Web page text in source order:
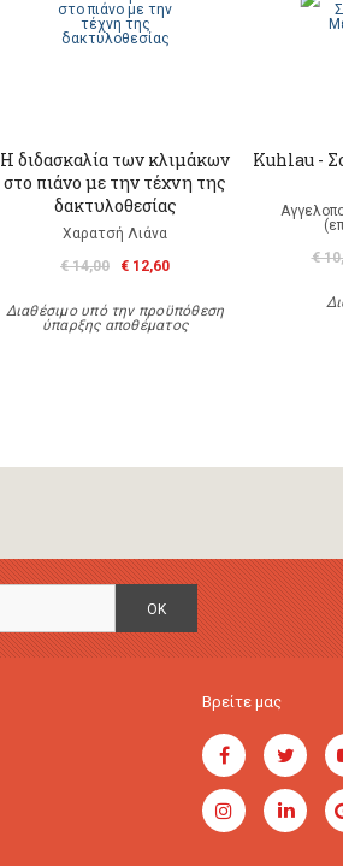
Η διδασκαλία των κλιμάκων
στο πιάνο με την τέχνη της
δακτυλοθεσίας
Χαρατσή Λιάνα
€ 14,00
€ 12,60
Διαθέσιμο υπό την προϋπόθεση
ύπαρξης αποθέματος
Kuhlau -
€
OK
Βρείτε μας